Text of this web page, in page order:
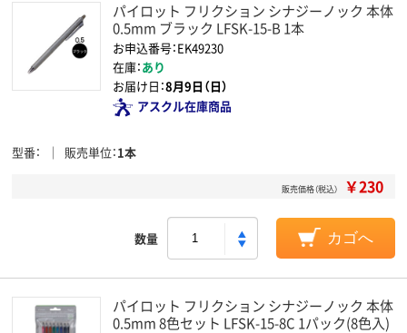
パイロット フリクション シナジーノック 本体
0.5mm ブラック LFSK-15-B 1本
お申込番号：EK49230
在庫：あり
お届け日：8月9日（日）
アスクル在庫商品
型番 販売単位 1本
販売価格（税込） ￥230
数量 カゴへ
パイロット フリクション シナジーノック 本体
0.5mm 8色セット LFSK-15-8C 1パック(8色入)